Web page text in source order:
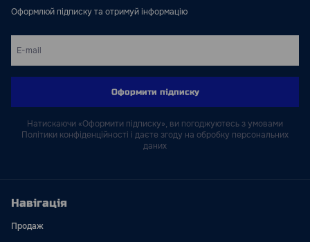
Оформлюй підписку та отримуй інформацію
Оформити підписку
Натискаючи «Оформити підписку», ви погоджуютесь з умовами
Політики конфіденційності і даєте згоду на обробку персональних
даних
Навігація
Продаж